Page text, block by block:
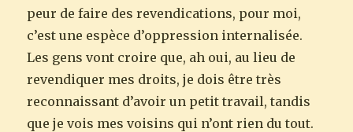
peur de faire des revendications, pour moi,
c’est une espèce d’oppression internalisée.
Les gens vont croire que, ah oui, au lieu de
revendiquer mes droits, je dois être très
reconnaissant d’avoir un petit travail, tandis
que je vois mes voisins qui n’ont rien du tout.